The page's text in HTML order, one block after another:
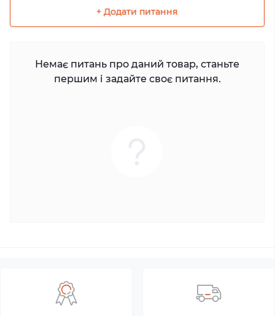
+ Додати питання
Немає питань про даний товар, станьте
першим і задайте своє питання.